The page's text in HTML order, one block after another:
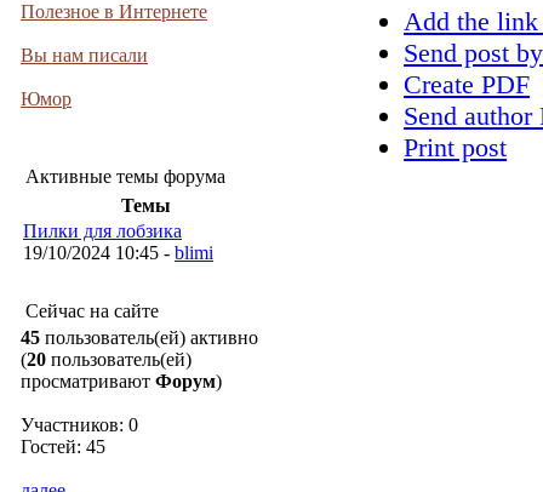
Полезное в Интернете
Вы нам писали
Юмор
Активные темы форума
Темы
Пилки для лобзика
19/10/2024 10:45 - blimi
Сейчас на сайте
45 пользователь(ей) активно
(20 пользователь(ей)
просматривают Форум)
Участников: 0
Гостей: 45
Add the
Send post
Create PDF
Send
Print post